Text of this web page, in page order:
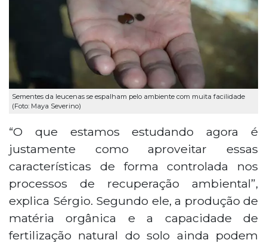
Sementes da leucenas se espalham pelo ambiente com muita facilidade
(Foto: Maya Severino)
“O que estamos estudando agora é
justamente como aproveitar essas
características de forma controlada nos
processos de recuperação ambiental”,
explica Sérgio. Segundo ele, a produção de
matéria orgânica e a capacidade de
fertilização natural do solo ainda podem